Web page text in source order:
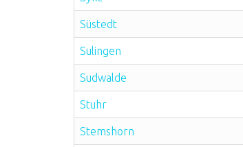
Süstedt
Sulingen
Sudwalde
Stuhr
Stemshorn